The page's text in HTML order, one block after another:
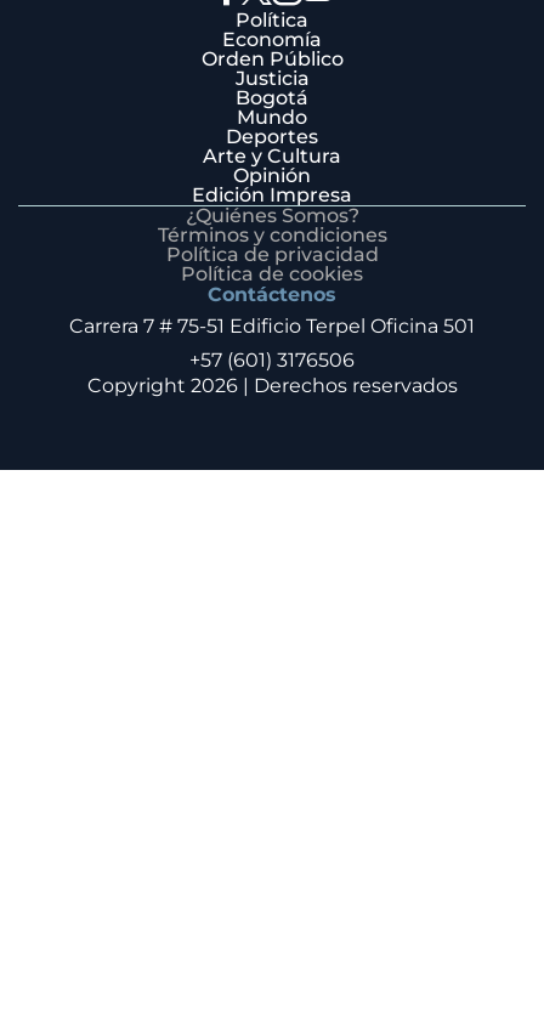
Política
Economía
Orden Público
Justicia
Bogotá
Mundo
Deportes
Arte y Cultura
Opinión
Edición Impresa
¿Quiénes Somos?
Términos y condiciones
Política de privacidad
Política de cookies
Contáctenos
Carrera 7 # 75-51 Edificio Terpel Oficina 501
+57 (601) 3176506
Copyright 2026 | Derechos reservados